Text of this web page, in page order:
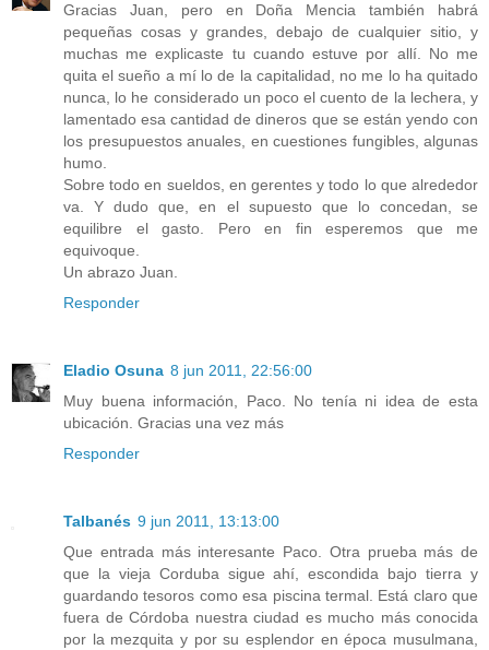
Gracias Juan, pero en Doña Mencia también habrá
pequeñas cosas y grandes, debajo de cualquier sitio, y
muchas me explicaste tu cuando estuve por allí. No me
quita el sueño a mí lo de la capitalidad, no me lo ha quitado
nunca, lo he considerado un poco el cuento de la lechera, y
lamentado esa cantidad de dineros que se están yendo con
los presupuestos anuales, en cuestiones fungibles, algunas
humo.
Sobre todo en sueldos, en gerentes y todo lo que alrededor
va. Y dudo que, en el supuesto que lo concedan, se
equilibre el gasto. Pero en fin esperemos que me
equivoque.
Un abrazo Juan.
Responder
Eladio Osuna 8 jun 2011, 22:56:00
Muy buena información, Paco. No tenía ni idea de esta
ubicación. Gracias una vez más
Responder
Talbanés 9 jun 2011, 13:13:00
Que entrada más interesante Paco. Otra prueba más de
que la vieja Corduba sigue ahí, escondida bajo tierra y
guardando tesoros como esa piscina termal. Está claro que
fuera de Córdoba nuestra ciudad es mucho más conocida
por la mezquita y por su esplendor en época musulmana,